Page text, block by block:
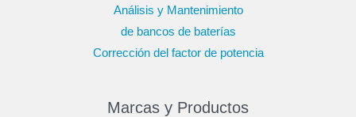
Análisis y Mantenimiento
de bancos de baterías
Corrección del factor de potencia
Marcas y Productos